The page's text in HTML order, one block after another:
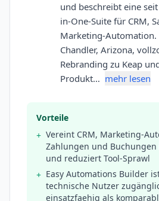
und beschreibt eine
in-One-Suite für CRM,
Marketing-Automation.
Chandler, Arizona,
Rebranding zu Keap
Produkt… mehr lesen
Vorteile
+ Vereint CRM, Marketing-
Zahlungen und
und reduziert Tool-Sprawl
+ Easy Automations Builder
technische Nutzer
einsatzfaehig als